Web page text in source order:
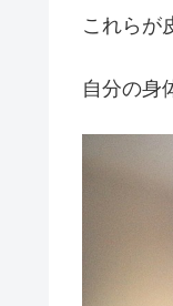
これらが
自分の身